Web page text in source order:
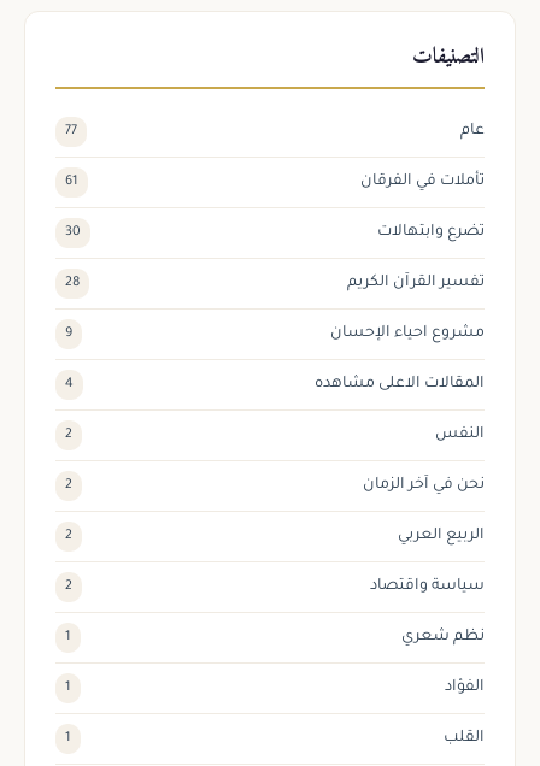
التصنيفات
عام 77
تأملات في الفرقان 61
تضرع وابتهالات 30
تفسير القرآن الكريم 28
مشروع احياء الإحسان 9
المقالات الاعلى مشاهده 4
النفس 2
نحن في آخر الزمان 2
الربيع العربي 2
سياسة واقتصاد 2
نظم شعري 1
الفؤاد 1
القلب 1